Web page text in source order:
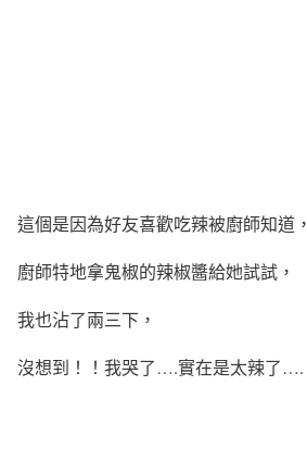
這個是因為好友喜歡吃辣被廚師知道，
廚師特地拿鬼椒的辣椒醬給她試試，
我也沾了兩三下，
沒想到！！我哭了….實在是太辣了….